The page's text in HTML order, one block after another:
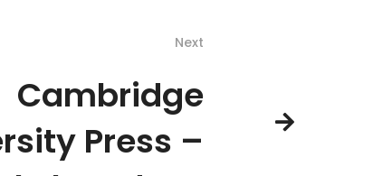
Next
Cambridge
Press –